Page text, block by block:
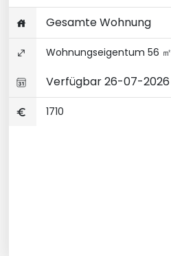
Gesamte Wohnung
Wohnungseigentum 56 ㎡
Verfügbar 26-07-2026
1710